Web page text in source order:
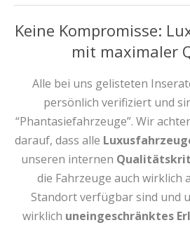
Keine Kompromisse:
mit maximaler
Alle bei uns gelisteten
persönlich verifiziert und
“Phantasiefahrzeuge”. Wir
darauf, dass alle
unseren internen
die Fahrzeuge auch wirklich
Standort verfügbar sind und
wirklich uneingeschränktes